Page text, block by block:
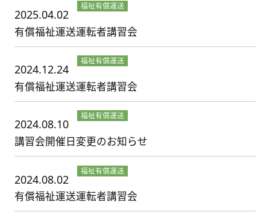
2025.04.02
福祉有償運送
有償福祉運送運転者講習会
2024.12.24
福祉有償運送
有償福祉運送運転者講習会
2024.08.10
福祉有償運送
講習会開催日変更のお知らせ
2024.08.02
福祉有償運送
有償福祉運送運転者講習会